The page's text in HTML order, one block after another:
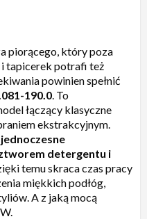
piorącego, który poza
i tapicerek potrafi też
powinien spełnić
190.0. To
łączący klasyczne
ekstrakcyjnym.
jednoczesne
detergentu i
temu skraca czas pracy
miękkich podłóg,
A z jaką mocą